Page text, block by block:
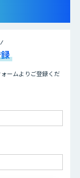
ームよりご登録くだ